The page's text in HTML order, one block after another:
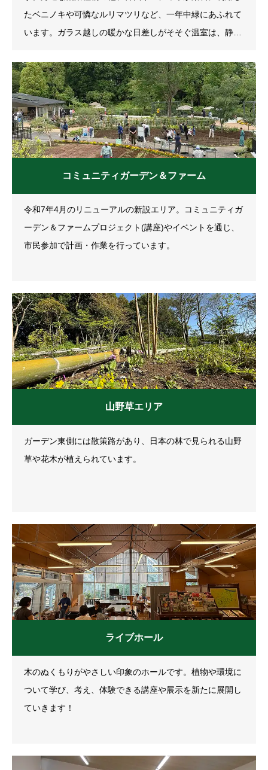
たベニノキや可憐なルリマツリなど、一年中緑にあふれて
います。ガラス越しの暖かな日差しがそそぐ温室は、静か
コミュニティガーデン＆ファーム
令和7年4月のリニューアルの新設エリア。コミュニティガ
ーデン＆ファームプロジェクト(講座)やイベントを通じ、
市民参加で計画・作業を行っています。
山野草エリア
ガーデン東側には散策路があり、日本の林で見られる山野
草や花木が植えられています。
ライブホール
木のぬくもりがやさしい印象のホールです。植物や環境に
ついて学び、考え、体験できる講座や展示を新たに展開し
ていきます！